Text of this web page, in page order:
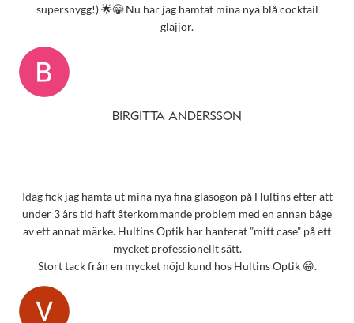
supersnygg!) 🌟😁 Nu har jag hämtat mina nya blå cocktail
glajjor.
BIRGITTA ANDERSSON
Idag fick jag hämta ut mina nya fina glasögon på Hultins efter att
under 3 års tid haft återkommande problem med en annan båge
av ett annat märke. Hultins Optik har hanterat ”mitt case” på ett
mycket professionellt sätt.
Stort tack från en mycket nöjd kund hos Hultins Optik 😁.